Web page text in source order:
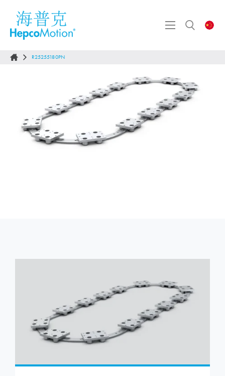
R25255180PN